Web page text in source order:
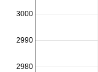
2980
2990
3000